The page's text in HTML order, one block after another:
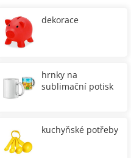
dekorace
hrnky na
sublimační potisk
kuchyňské potřeby